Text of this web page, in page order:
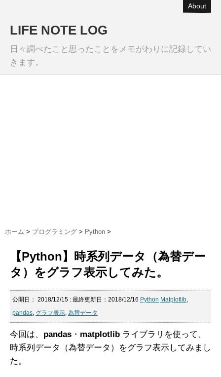
About
LIFE NOTE LOG
日々調べたこと思ったことをメモがわりに記録してい
きます。
ホーム > プログラミング > Python >
【Python】時系列データ（為替デー
タ）をグラフ表示してみた。
公開日： 2018/12/15 : 最終更新日：2018/12/16 Python Matplotlib,
pandas, グラフ表示, 為替データ
今回は、 pandas ・ matplotlib ライブラリを使って、
時系列データ（為替データ）をグラフ表示してみまし
た。